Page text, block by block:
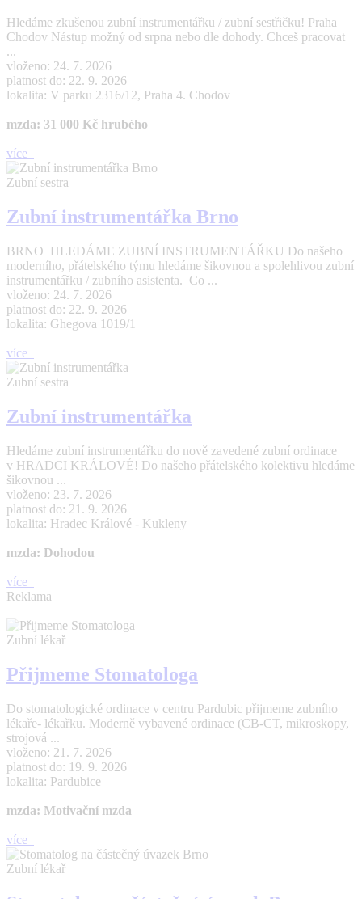
Hledáme zkušenou zubní instrumentářku / zubní sestřičku! Praha
Chodov Nástup možný od srpna nebo dle dohody. Chceš pracovat
...
vloženo: 24. 7. 2026
platnost do: 22. 9. 2026
lokalita: V parku 2316/12, Praha 4. Chodov
mzda: 31 000 Kč hrubého
více
Zubní sestra
Zubní instrumentářka Brno
BRNO HLEDÁME ZUBNÍ INSTRUMENTÁŘKU Do našeho
moderního, přátelského týmu hledáme šikovnou a spolehlivou zubní
instrumentářku / zubního asistenta. Co ...
vloženo: 24. 7. 2026
platnost do: 22. 9. 2026
lokalita: Ghegova 1019/1
více
Zubní sestra
Zubní instrumentářka
Hledáme zubní instrumentářku do nově zavedené zubní ordinace
v HRADCI KRÁLOVÉ! Do našeho přátelského kolektivu hledáme
šikovnou ...
vloženo: 23. 7. 2026
platnost do: 21. 9. 2026
lokalita: Hradec Králové - Kukleny
mzda: Dohodou
více
Reklama
Zubní lékař
Přijmeme Stomatologa
Do stomatologické ordinace v centru Pardubic přijmeme zubního
lékaře- lékařku. Moderně vybavené ordinace (CB-CT, mikroskopy,
strojová ...
vloženo: 21. 7. 2026
platnost do: 19. 9. 2026
lokalita: Pardubice
mzda: Motivační mzda
více
Zubní lékař